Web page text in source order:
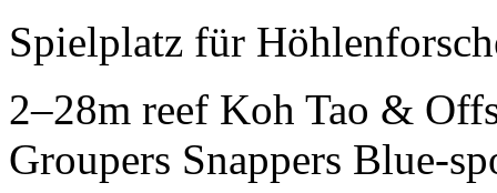
Spielplatz für
2–28m reef Koh Tao &
Groupers Snappers Blue-